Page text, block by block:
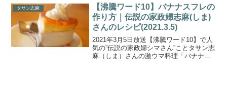
豪語した簡単手作りコロッケの作り方&ブ
リ大根を洋風...
タサン志麻
【沸騰ワード10】バナナスフレの
作り方｜伝説の家政婦志麻(しま)
さんのレシピ(2021.3.5)
2021年3月5日放送【沸騰ワード10】で人
気の”伝説の家政婦シマさん”ことタサン志
麻（しま）さんの激ウマ料理「バナナス